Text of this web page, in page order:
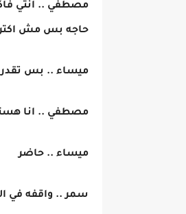
مصطفي .. انتي
حاجه بس مش
ميساء .. بس
مصطفي .. انا
ميساء .. حاضر
سمر .. واقفه في